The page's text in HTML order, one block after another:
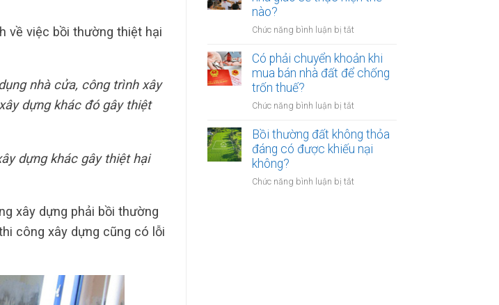
về việc bồi thường thiệt hại
nhà cửa, công trình xây
dựng khác đó gây thiệt
dựng khác gây thiệt hại
xây dựng phải bồi thường
công xây dựng cũng có lỗi
khách
hàng
như
Sổ
có
xây
nhà
nào?
Chức năng bình luận bị tắt
thăng
tiến
nhà
sẽ
thực
Có phải chuyển khoản khi
mua bán nhà đất để chống
trốn thuế?
Chức năng bình luận bị tắt
phải
chuyển
khoản
mua
Bồi thường đất không thỏa
đáng có được khiếu nại
không?
Chức năng bình luận bị tắt